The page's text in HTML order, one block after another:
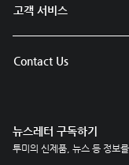
고객 서비스
Contact Us
뉴스레터 구독하기
투미의 신제품, 뉴스 등 정보